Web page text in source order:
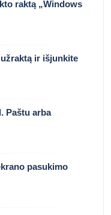
raktą „Windows
ir išjunkite
Paštu arba
pasukimo